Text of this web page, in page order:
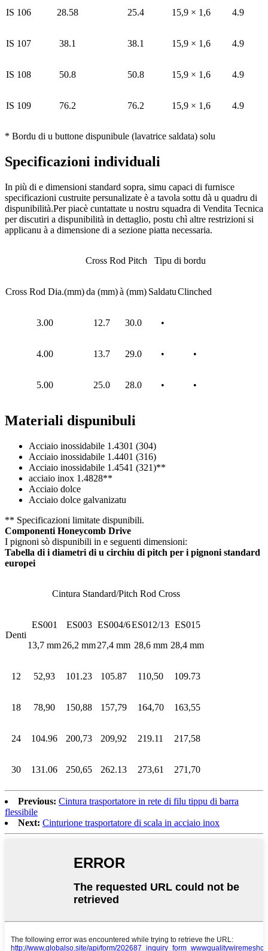
IS 106 28.58 25.4 15,9 × 1,6 4.9
IS 107 38.1 38.1 15,9 × 1,6 4.9
IS 108 50.8 50.8 15,9 × 1,6 4.9
IS 109 76.2 76.2 15,9 × 1,6 4.9
* Bordu di u buttone dispunibule (lavatrice saldata) solu
Specificazioni individuali
In più di e dimensioni standard sopra, simu capaci di furnisce
specificazioni custruite persunalizate è a tavola sottu dà u quadru di
dispunibilità.Per piacè cuntattate u nostru squadra di Vendita Tecnica
per discutiri a dispunibilità in dettaglio, postu chì altre restrizioni si
applicanu à a dimensione di a sezione piatta necessaria.
Cross Rod Pitch Tipu di bordu
Cross Rod Dia.(mm)da (mm) à (mm) SaldatuClinched
3.00 12.7 30.0 •
4.00 13.7 29.0 • •
5.00 25.0 28.0 • •
Materiali dispunibuli
Acciaio inossidabile 1.4301 (304)
Acciaio inossidabile 1.4401 (316)
Acciaio inossidabile 1.4541 (321)**
acciaio inox 1.4828**
Acciaio dolce
Acciaio dolce galvanizatu
** Specificazioni limitate dispunibili.
Componenti Honeycomb Drive
I pignoni sò dispunibili in e seguenti dimensioni:
Tabella di i diametri di u circhiu di pitch per i pignoni standard
europei
Cintura Standard/Pitch Rod Cross
Denti
ES001
13,7 mm
ES003
26,2 mm
ES004/6
27,4 mm
ES012/13
28,6 mm
ES015
28,4 mm
12 52,93 101.23 105.87 110,50 109.73
18 78,90 150,88 157,79 164,70 163,55
24 104.96 200,73 209,92 219.11 217,58
30 131.06 250,65 262.13 273,61 271,70
Previous: Cintura trasportatore in rete di filu tippu di barra
flessibile
Next: Cinturione trasportatore di scala in acciaio inox